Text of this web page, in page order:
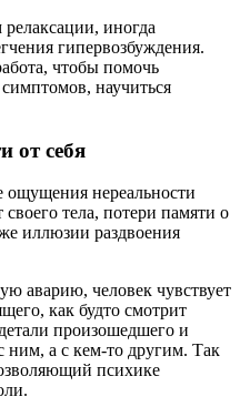
иногда
гипервозбуждения.
чтобы помочь
научиться
от себя
ощущения нереальности
тела, потери памяти о
иллюзии раздвоения
аварию, человек чувствует
как будто смотрит
произошедшего и
ним, а с кем-то другим. Так
психике